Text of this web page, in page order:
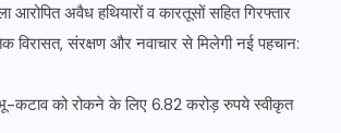
आरोपित अवैध हथियारों व कारतूसों सहित गिरफ्तार
विरासत, संरक्षण और नवाचार से मिलेगी नई पहचान:
भू-कटाव को रोकने के लिए 6.82 करोड़ रुपये स्वीकृत